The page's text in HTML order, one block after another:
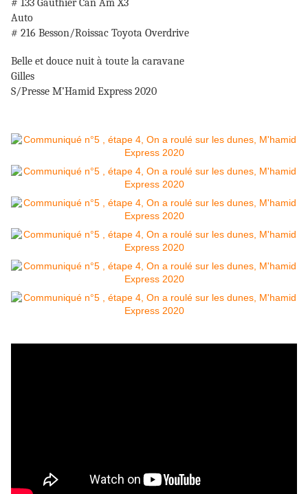
Auto
# 216 Besson/Roissac Toyota Overdrive
Belle et douce nuit à toute la caravane
Gilles
S/Presse M’Hamid Express 2020